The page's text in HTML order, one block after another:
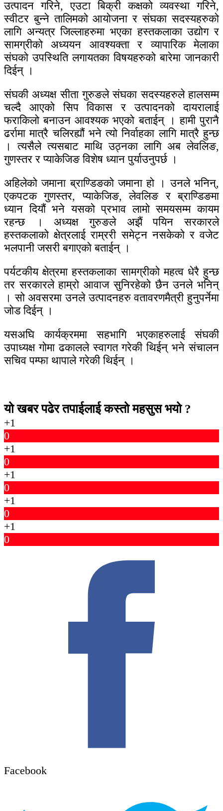
उत्पादन गरिने, एउटा बिक्री कक्षको व्यवस्था गरिने,
स्वीटर बुन्ने तालिमको आयोजना र संघका सदस्यहरुको
लागि अन्यत्र जिल्लाहरुमा भएका हस्तकलाका उद्योग र
सामग्रीको अध्ययन आवश्यक्ता र व्यापारिक मेलाका
संघको उपस्थिति लगायतका विषयहरुको बारेमा जानकारी
दिईन् ।
संघकी अध्यक्ष सीता गुरुङले संघका सदस्यहरुले हालसम्म
चल्दै आएको सिप विकास र उत्पादनको दायरालाई
फराकिलो बनाउन आवश्यक भएको बताईन् । हामी पुरानै
ढर्रामा मात्रै चलिरह्यौं भने त्यो निर्वाहका लागि मात्रै हुन्छ
। त्यसैले त्यसबाट माथि उठ्नका लागि अब लेवलिङ,
गुणस्तर र प्याकेजिङ विशेष ध्यान पुर्याउनुपर्छ ।
अहिलेको जमाना ब्राण्डिङको जमाना हो । उनले भनिन्,
एकपटक गुणस्तर, प्याकेजिङ, लेवलिङ र ब्राण्डिङमा
ध्यान दियौं भने यसको प्रभाव लामो समयसम्म कायम
रहन्छ । अध्यक्ष गुरुङले अझैं पयिन सरकारले
हस्तकलाको क्षेत्रलाई राम्ररी समेट्न नसकेको र वजेट
भलपानी जसरी बगाएको बताईन् ।
पर्यटकीय क्षेत्रमा हस्तकलाका सामग्रीको महत्व धेरै हुन्छ
तर सरकारले हाम्रो आवाज सुनिरहेको छैन उनले भनिन्
। सो अवसरमा उनले उत्पादनहरु वतावरणमैत्री हुनुपर्नेमा
जोड दिईन् ।
यसअघि कार्यक्रममा सहभागि भएकाहरुलाई संघकी
उपाध्यक्ष गोमा ढकालले स्वागत गरेकी थिईन् भने संचालन
सचिव पम्फा थापाले गरेकी थिईन् ।
यो खबर पढेर तपाईलाई कस्तो महसुस भयो ?
+1
0
+1
0
+1
0
+1
0
+1
0
Facebook